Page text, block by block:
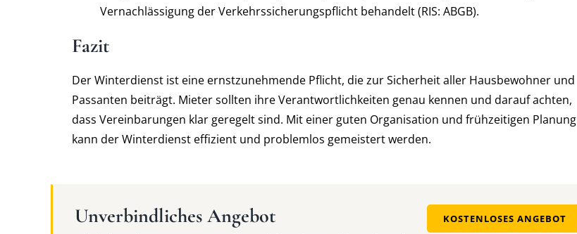
Vernachlässigung der Verkehrssicherungspflicht behandelt (RIS: ABGB).
Fazit
Der Winterdienst ist eine ernstzunehmende Pflicht, die zur Sicherheit aller Hausbewohner und
Passanten beiträgt. Mieter sollten ihre Verantwortlichkeiten genau kennen und darauf achten,
dass Vereinbarungen klar geregelt sind. Mit einer guten Organisation und frühzeitigen Planung
kann der Winterdienst effizient und problemlos gemeistert werden.
KOSTENLOSES ANGEBOT
Unverbindliches Angebot